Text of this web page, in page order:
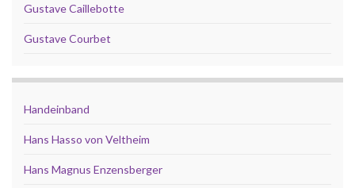
Gustave Caillebotte
Gustave Courbet
Handeinband
Hans Hasso von Veltheim
Hans Magnus Enzensberger